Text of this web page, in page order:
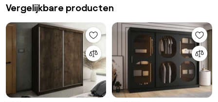
Vergelijkbare producten